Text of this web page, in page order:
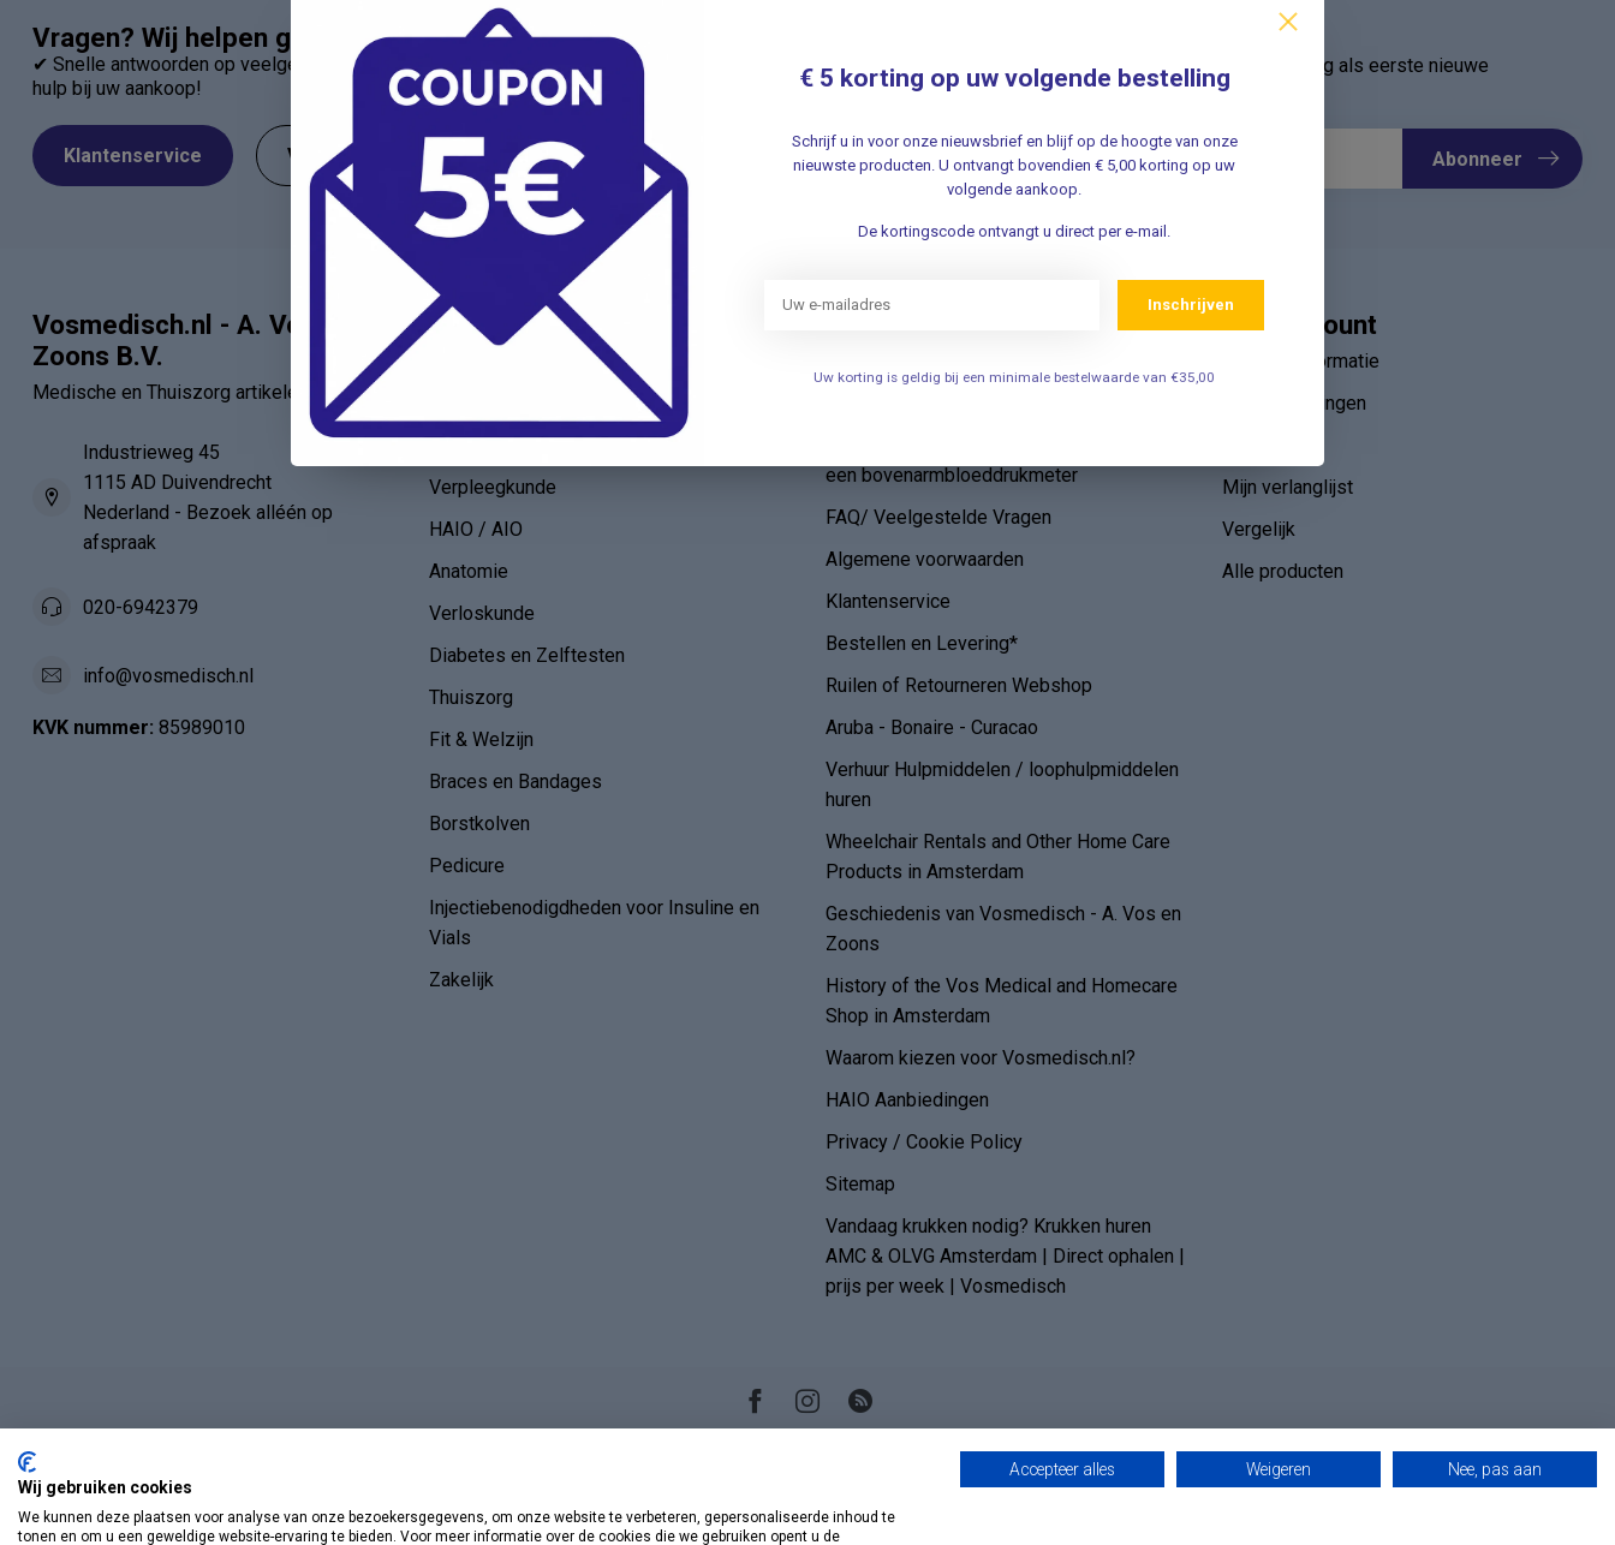
Vragen? Wij helpen graag!
✔ Snelle antwoorden op veelgestelde vragen ✔ Direct contact met onze klantenservice ✔ Altijd
hulp bij uw aankoop!
Klantenservice Veelgestelde Vragen
Schrijf u in voor onze nieuwsbrief en ontvang als eerste nieuwe
aanbiedingen Meld u nu aan ➡️
Abonneer
Vosmedisch.nl - A. Vos en
Zoons B.V.
Medische en Thuiszorg artikelen
Industrieweg 45
1115 AD Duivendrecht
Nederland - Bezoek alléén op
afspraak
020-6942379
info@vosmedisch.nl
KVK nummer: 85989010
Categorieën
EHBO - BHV
Verpleegkunde
HAIO / AIO
Anatomie
Verloskunde
Diabetes en Zelftesten
Thuiszorg
Fit & Welzijn
Braces en Bandages
Borstkolven
Pedicure
Injectiebenodigdheden voor Insuline en
Vials
Zakelijk
een bovenarmbloeddrukmeter
FAQ/ Veelgestelde Vragen
Algemene voorwaarden
Klantenservice
Bestellen en Levering*
Ruilen of Retourneren Webshop
Aruba - Bonaire - Curacao
Verhuur Hulpmiddelen / loophulpmiddelen
huren
Wheelchair Rentals and Other Home Care
Products in Amsterdam
Geschiedenis van Vosmedisch - A. Vos en
Zoons
History of the Vos Medical and Homecare
Shop in Amsterdam
Waarom kiezen voor Vosmedisch.nl?
HAIO Aanbiedingen
Privacy / Cookie Policy
Sitemap
Vandaag krukken nodig? Krukken huren
AMC & OLVG Amsterdam | Direct ophalen |
prijs per week | Vosmedisch
Mijn account
Account informatie
Mijn bestellingen
Mijn verlanglijst
Vergelijk
Alle producten
€ 5 korting op uw volgende bestelling
Schrijf u in voor onze nieuwsbrief en blijf op de hoogte van onze
nieuwste producten. U ontvangt bovendien € 5,00 korting op uw
volgende aankoop.
De kortingscode ontvangt u direct per e-mail.
Inschrijven
Uw korting is geldig bij een minimale bestelwaarde van €35,00
Wij gebruiken cookies
We kunnen deze plaatsen voor analyse van onze bezoekersgegevens, om onze website te verbeteren, gepersonaliseerde inhoud te
tonen en om u een geweldige website-ervaring te bieden. Voor meer informatie over de cookies die we gebruiken opent u de
Accepteer alles Weigeren Nee, pas aan